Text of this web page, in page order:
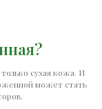
сухая кожа. И
может стать